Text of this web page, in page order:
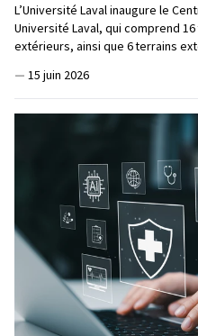
L’Université Laval inaugure le
Université Laval, qui comprend
extérieurs, ainsi que 6 terrains
— 15 juin 2026